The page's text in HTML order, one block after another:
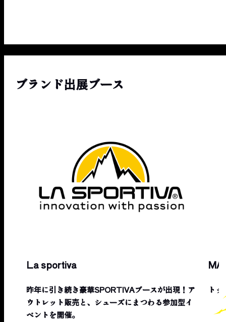
ブランド出展ブース
La sportiva
昨年に引き続き豪華SPORTIVAブースが出現！ア
ウトレット販売と、シューズにまつわる参加型イ
ベントを開催。
ト